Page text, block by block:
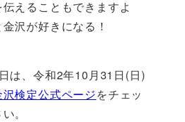
えることもできますよ
沢が好きになる！
は、令和2年10月31日(日)
沢検定公式ページをチェッ
。